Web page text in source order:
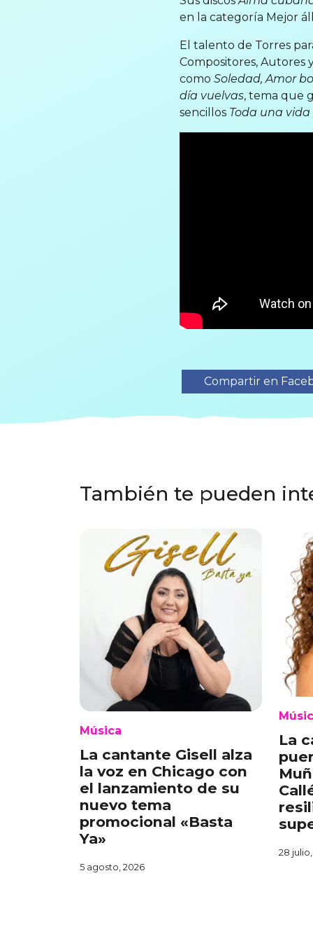
en la categoría Mejor
El talento de Torres
Compositores, Autores
como Soledad, Amor
día vuelvas, tema que
sencillos Toda una vida
Compartir en
También te pueden
Música
La cantante Gisell alza
la voz en Chicago con
el lanzamiento de su
nuevo tema
promocional «Basta
Ya»
5 agosto, 2026
La
28